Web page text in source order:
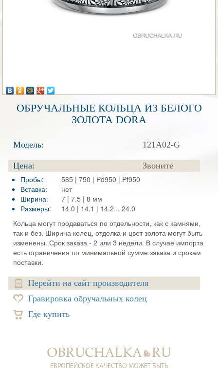
ОБРУЧАЛЬНЫЕ КОЛЬЦА ИЗ БЕЛОГО
ЗОЛОТА DORA
Модель: 121A02-G
Цена:
Звоните
Пробы:
585 | 750 | Pd950 | Pt950
Вставка:
нет
Ширина:
7 | 7.5 | 8 мм
Размеры:
14.0 | 14.1 | 14.2... 24.0
Кольца могут продаваться по отдельности, как с камнями,
так и без. Ширина колец, отделка и цвет золота могут быть
изменены. Срок заказа - 2 или 3 недели. В случае импорта
есть ограничения по минимальной сумме заказа и срокам
поставки.
Перейти на сайт производителя
Гравировка обручальных колец
Где купить
ЕВРОПЕЙСКОЕ КАЧЕСТВО МОЖЕТ БЫТЬ